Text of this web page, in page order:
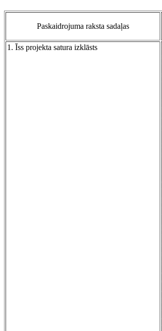
Paskaidrojuma raksta sadaļas
1. Īss projekta satura izklāsts